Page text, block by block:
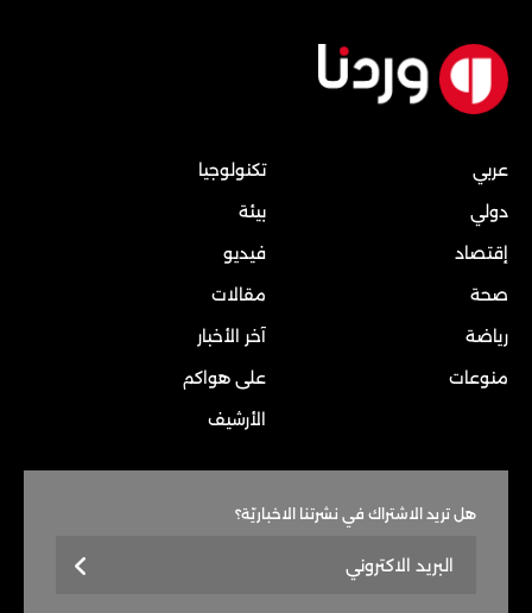
عربي
دولي
إقتصاد
صحة
رياضة
منوعات
تكنولوجيا
بيئة
فيديو
مقالات
آخر الأخبار
على هواكم
الأرشيف
هل تريد الاشتراك في نشرتنا الاخباريّة؟